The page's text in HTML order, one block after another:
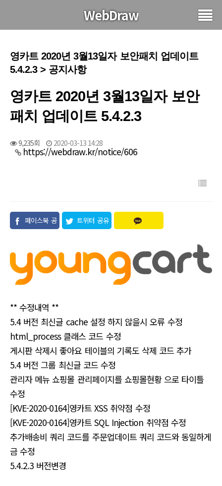
WebDraw
영카트 2020년 3월13일자 보안패치 업데이트
5.4.2.3 > 공지사항
영카트 2020년 3월13일자 보안
패치 업데이트 5.4.2.3
9,235회 2020-03-13 14:28
https://webdraw.kr/notice/606
페이스북 공
트위터 공유
** 수정내역 **
5.4 버전 최신글 cache 설정 하지 않을시 오류 수정
html_process 클래스 코드 수정
게시판 삭제시 좋아요 테이블의 기록도 삭제 코드 추가
5.4 버전 그룹 최신글 코드 수정
관리자 메뉴 쇼핑몰 관리페이지를 쇼핑몰현황 으로 타이틀
수정
[KVE-2020-0164]영카트 XSS 취약점 수정
[KVE-2020-0164]영카트 SQL Injection 취약점 수정
추가배송비 쿼리 코드를 주문업데이트 쿼리 코드와 동일하게
금 수정
5.4.2.3 버전변경